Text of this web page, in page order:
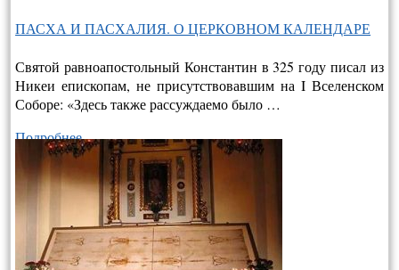
ПАСХА И ПАСХАЛИЯ. О ЦЕРКОВНОМ КАЛЕНДАРЕ
Святой равноапостольный Константин в 325 году писал из
Никеи епископам, не присутствовавшим на I Вселенском
Соборе: «Здесь также рассуждаемо было …
Подробнее…